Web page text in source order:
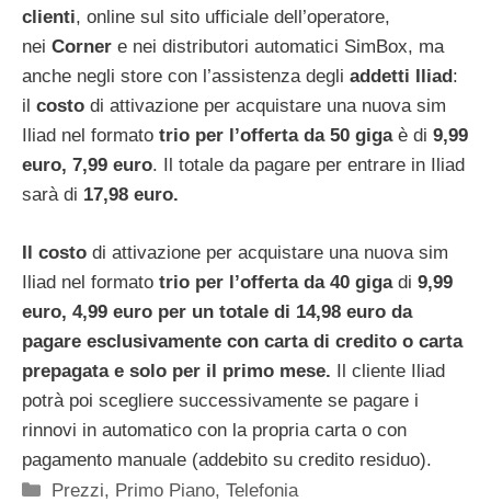
clienti, online sul sito ufficiale dell’operatore,
nei Corner e nei distributori automatici SimBox, ma
anche negli store con l’assistenza degli addetti Iliad:
il costo di attivazione per acquistare una nuova sim
Iliad nel formato trio per l’offerta da 50 giga è di 9,99
euro, 7,99 euro. Il totale da pagare per entrare in Iliad
sarà di 17,98 euro.
Il costo di attivazione per acquistare una nuova sim
Iliad nel formato trio per l’offerta da 40 gigadi 9,99
euro, 4,99 euro per un totale di 14,98 euro da
pagare esclusivamente con carta di credito o carta
prepagata e solo per il primo mese. Il cliente Iliad
potrà poi scegliere successivamente se pagare i
rinnovi in automatico con la propria carta o con
pagamento manuale (addebito su credito residuo).
Categorie
Prezzi, Primo Piano,Telefonia